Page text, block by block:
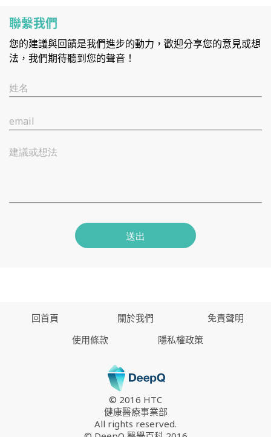
聯繫我們
您的建議與回饋是我們進步的動力，歡迎分享您的意見或想
法，我們期待聽到您的聲音！
姓名
email
建議或想法
送出
回首頁 關於我們
免責聲明
使用條款
隱私權政策
© 2016 HTC
健康醫療事業部
All rights reserved.